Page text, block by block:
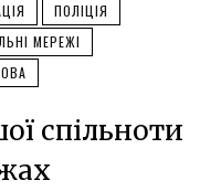
ПОЛІЦІЯ
МЕРЕЖІ
спільноти